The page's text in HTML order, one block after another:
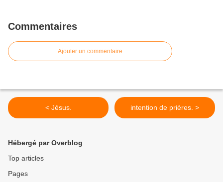
Commentaires
Ajouter un commentaire
< Jésus. intention de prières. >
Hébergé par Overblog
Top articles
Pages